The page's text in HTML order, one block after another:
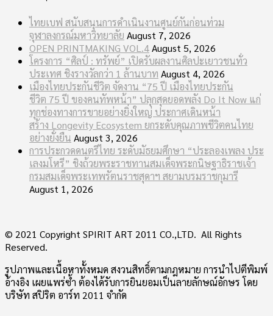
ไทยเบฟ สนับสนุนการดำเนินงานศูนย์กันก่อนท่วม
จุฬาลงกรณ์มหาวิทยาลัย August 7, 2026
OPEN PRINTMAKING VOL.4August 5, 2026
โครงการ “ศิลป์ : ทรัพย์” เปิดรับผลงานศิลปะเยาวชนทั่ว
ประเทศ ชิงรางวัลกว่า 1 ล้านบาท August 4, 2026
เมืองไทยประกันชีวิต จัดงาน “75 ปี เมืองไทยประกัน
ชีวิต 75 ปี ของคนทัพหน้า” ปลุกสุดยอดพลัง Do It Now แก่
ทุกช่องทางการขายอย่างยิ่งใหญ่ ประกาศเดินหน้า
สร้าง Longevity Ecosystem ยกระดับคุณภาพชีวิตคนไทย
อย่างยั่งยืน August 3, 2026
การประกวดดนตรีไทย ระดับมัธยมศึกษา “ประลองเพลง ประ
เลงมโหรี” ชิงถ้วยพระราชทานสมเด็จพระกนิษฐาธิราชเจ้า
กรมสมเด็จพระเทพรัตนราชสุดาฯ สยามบรมราชกุมารี
August 1, 2026
© 2021 Copyright SPIRIT ART 2011 CO.,LTD. All Rights
Reserved.
รูปภาพและเนื้อหาทั้งหมด สงวนสิทธิ์ตามกฎหมาย การนำไปตีพิมพ์
อ้างอิง เผยแพร่ซ้ำ ต้องได้รับการยินยอมเป็นลายลักษณ์อักษร โดย
บริษัท สปิริต อาร์ท 2011 จำกัด